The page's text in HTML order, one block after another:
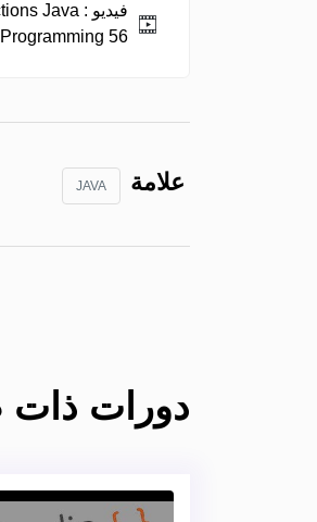
فيديو : Java
Programming 56.
علامة JAVA
دورات ذات